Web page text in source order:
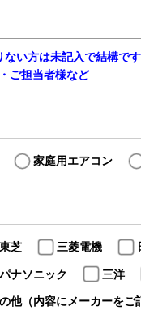
い方は未記入で結構です
ご担当者様など
家庭用エアコン
東芝 三菱電機
パナソニック 三洋
他（内容にメーカーをご